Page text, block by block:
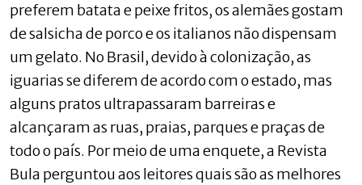
preferem batata e peixe fritos, os alemães gostam
de salsicha de porco e os italianos não dispensam
um gelato. No Brasil, devido à colonização, as
iguarias se diferem de acordo com o estado, mas
alguns pratos ultrapassaram barreiras e
alcançaram as ruas, praias, parques e praças de
todo o país. Por meio de uma enquete, a Revista
Bula perguntou aos leitores quais são as melhores